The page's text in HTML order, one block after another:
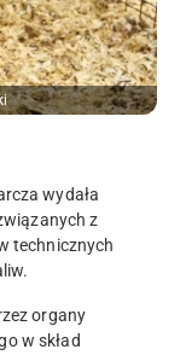
wydała
z
technicznych
organy
w skład